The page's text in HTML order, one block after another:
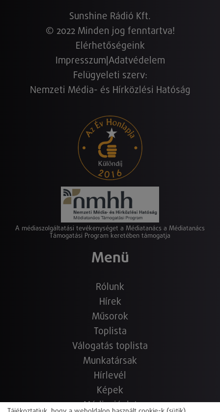
Sunshine Rádió Kft.
© 2022 Minden jog fenntartva!
Elérhetőségeink
Impresszum Adatvédelem
Felügyeleti szerv:
Nemzeti Média- és Hírközlési Hatóság
A médiaszolgáltatási tevékenységet a Médiatanács a Médiatanács
Támogatási Program keretében támogatja
Menü
Rólunk
Hírek
Műsorok
Toplista
Válogatás toplista
Munkatársak
Hírlevél
Képek
Médiaajánlat